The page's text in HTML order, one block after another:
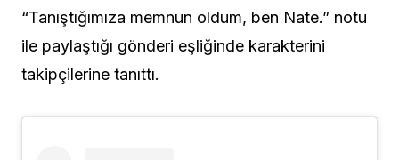
“Tanıştığımıza memnun oldum, ben Nate.” notu
ile paylaştığı gönderi eşliğinde karakterini
takipçilerine tanıttı.